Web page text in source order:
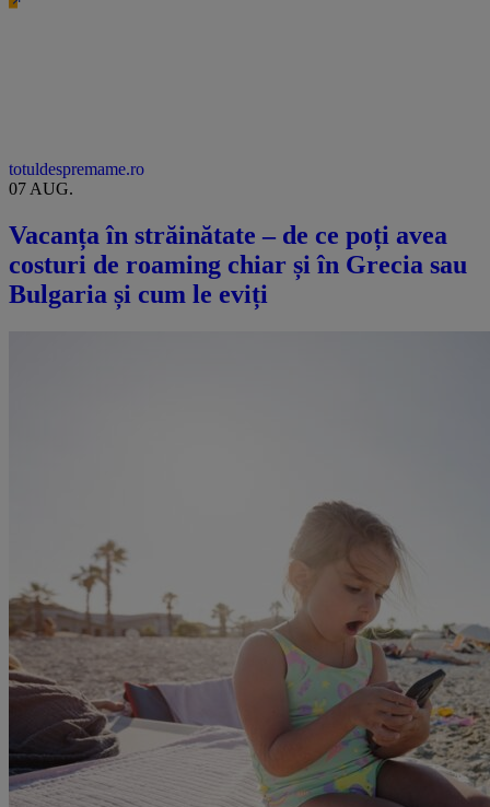
totuldespremame.ro
07 AUG.
Vacanța în străinătate – de ce poți avea
costuri de roaming chiar și în Grecia sau
Bulgaria și cum le eviți